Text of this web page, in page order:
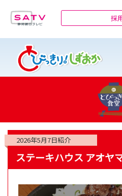
採
2026年5月7日紹介
ステーキハウス アオヤ